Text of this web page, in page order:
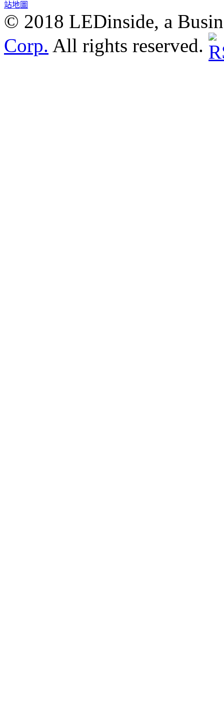
站地圖
© 2018 LEDinside, a
Corp. All rights reserved.